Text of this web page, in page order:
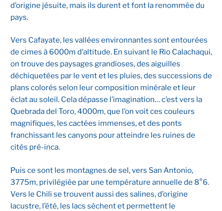
d’origine jésuite, mais ils durent et font la renommée du
pays.
Vers Cafayate, les vallées environnantes sont entourées
de cimes à 6000m d’altitude. En suivant le Rio Calachaqui,
on trouve des paysages grandioses, des aiguilles
déchiquetées par le vent et les pluies, des successions de
plans colorés selon leur composition minérale et leur
éclat au soleil. Cela dépasse l’imagination… c’est vers la
Quebrada del Toro, 4000m, que l’on voit ces couleurs
magnifiques, les cactées immenses, et des ponts
franchissant les canyons pour atteindre les ruines de
cités pré-inca.
Puis ce sont les montagnes de sel, vers San Antonio,
3775m, privilégiée par une température annuelle de 8°6.
Vers le Chili se trouvent aussi des salines, d’origine
lacustre, l’été, les lacs sèchent et permettent le